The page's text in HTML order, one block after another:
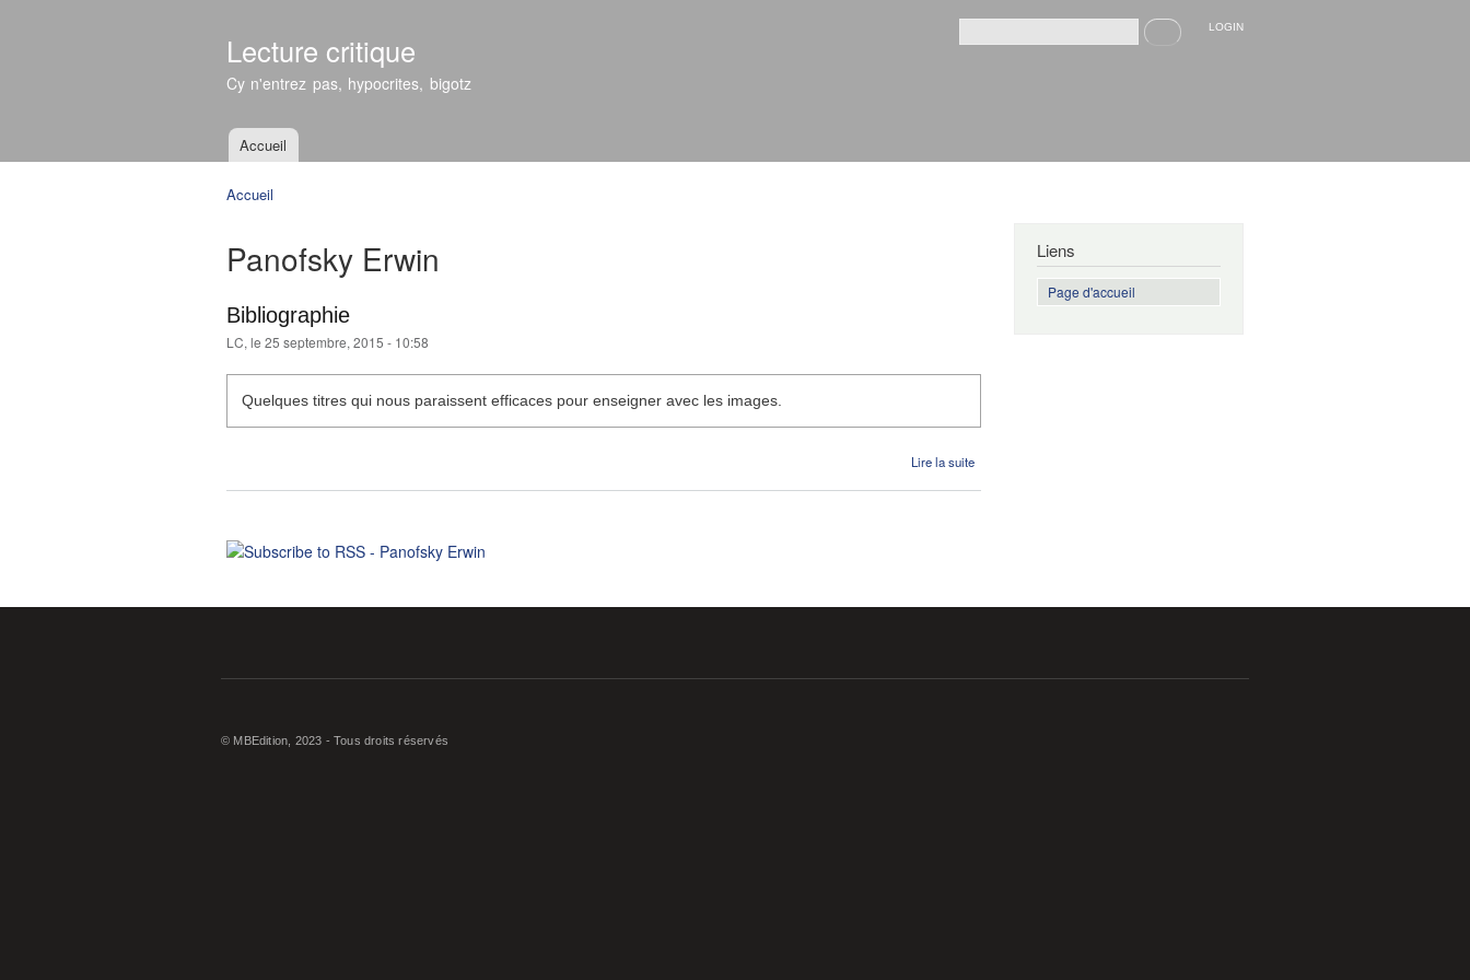
Lecture critique
Cy n'entrez pas, hypocrites, bigotz
Formulaire de recherche
Recherche LOGIN
Menu principal
Accueil
Accueil
Panofsky Erwin
Bibliographie
LC, le 25 septembre, 2015 - 10:58
Quelques titres qui nous paraissent efficaces pour enseigner avec les images.
Lire la suite
Liens
Page d'accueil
© MBEdition, 2023 - Tous droits réservés